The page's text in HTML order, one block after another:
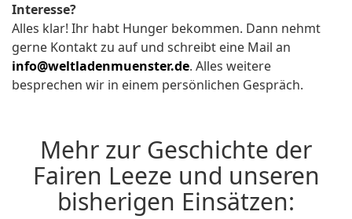
Interesse?
Alles klar! Ihr habt Hunger bekommen. Dann nehmt
gerne Kontakt zu auf und schreibt eine Mail an
info@weltladenmuenster.de. Alles weitere
besprechen wir in einem persönlichen Gespräch.
Mehr zur Geschichte der
Fairen Leeze und unseren
bisherigen Einsätzen: